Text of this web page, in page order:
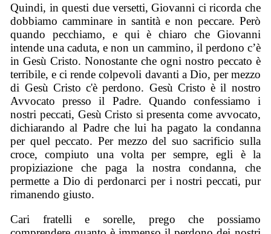
Quindi, in questi due versetti, Giovanni ci ricorda che
dobbiamo camminare in santità e non peccare. Però
quando pecchiamo, e qui è chiaro che Giovanni
intende una caduta, e non un cammino, il perdono c’è
in Gesù Cristo. Nonostante che ogni nostro peccato è
terribile, e ci rende colpevoli davanti a Dio, per mezzo
di Gesù Cristo c'è perdono. Gesù Cristo è il nostro
Avvocato presso il Padre. Quando confessiamo i
nostri peccati, Gesù Cristo si presenta come avvocato,
dichiarando al Padre che lui ha pagato la condanna
per quel peccato. Per mezzo del suo sacrificio sulla
croce, compiuto una volta per sempre, egli è la
propiziazione che paga la nostra condanna, che
permette a Dio di perdonarci per i nostri peccati, pur
rimanendo giusto.
Cari fratelli e sorelle, prego che possiamo